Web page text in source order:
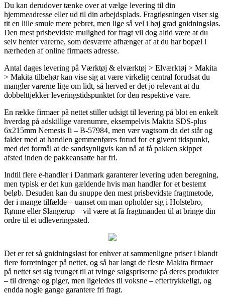
Du kan derudover tænke over at vælge levering til din
hjemmeadresse eller ud til din arbejdsplads. Fragtløsningen viser sig
tit en lille smule mere pebret, men lige så vel i høj grad gnidningsløs.
Den mest prisbevidste mulighed for fragt vil dog altid være at du
selv henter varerne, som desværre afhænger af at du har bopæl i
nærheden af online firmaets adresse.
Antal dages levering på Værktøj & elværktøj > Elværktøj > Makita
> Makita tilbehør kan vise sig at være virkelig central forudsat du
mangler varerne lige om lidt, så herved er det jo relevant at du
dobbelttjekker leveringstidspunktet for den respektive vare.
En række firmaer på nettet stiller udsigt til levering på blot en enkelt
hverdag på adskillige varenumre, eksempelvis Makita SDS-plus
6x215mm Nemesis Ii – B-57984, men vær vagtsom da det står og
falder med at handlen gemmenføres forud for et givent tidspunkt,
med det formål at de sandsynligvis kan nå at få pakken skippet
afsted inden de pakkeansatte har fri.
Indtil flere e-handler i Danmark garanterer levering uden beregning,
men typisk er det kun gældende hvis man handler for et bestemt
beløb. Desuden kan du snuppe den mest prisbevidste fragtmetode,
der i mange tilfælde – uanset om man opholder sig i Holstebro,
Rønne eller Slangerup – vil være at få fragtmanden til at bringe din
ordre til et udleveringssted.
Det er ret så gnidningsløst for enhver at sammenligne priser i blandt
flere forretninger på nettet, og så har langt de fleste Makita firmaer
på nettet set sig tvunget til at tvinge salgspriserne på deres produkter
– til drenge og piger, men ligeledes til voksne – eftertrykkeligt, og
endda nogle gange garantere fri fragt.